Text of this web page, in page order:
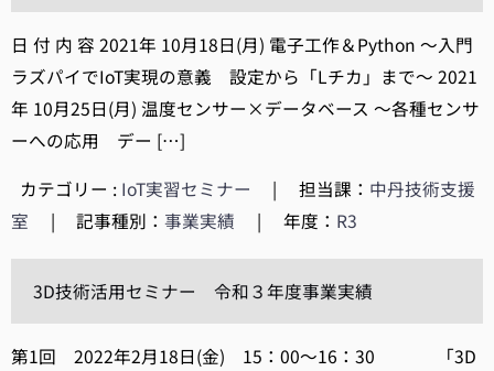
日 付 内 容 2021年 10月18日(月) 電子工作＆Python ～入門
ラズパイでIoT実現の意義 設定から「Lチカ」まで～ 2021
年 10月25日(月) 温度センサー×データベース ～各種センサ
ーへの応用 デー […]
カテゴリー : IoT実習セミナー | 担当課： 中丹技術支援
室
| 記事種別：事業実績 | 年度： R3
3D技術活用セミナー 令和３年度事業実績
第1回 2022年2月18日(金) 15：00～16：30 「3D